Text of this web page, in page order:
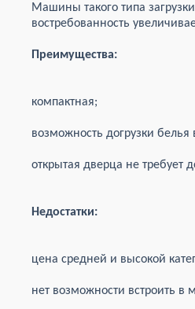
Машины такого типа
востребованность
Преимущества:
компактная;
возможность догрузки белья
открытая дверца не требует
Недостатки:
цена средней и высокой
нет возможности встроить в